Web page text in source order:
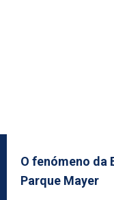
O fenómeno da
Parque Mayer